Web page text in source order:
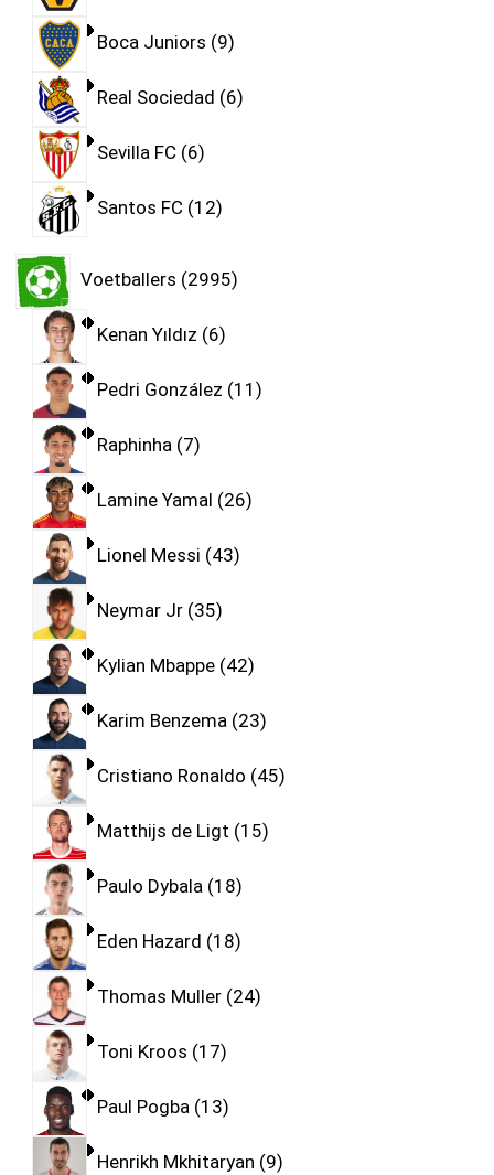
Boca Juniors 9
Real Sociedad 6
Sevilla FC 6
Santos FC 12
Voetballers 2995
Kenan Yıldız 6
Pedri González 11
Raphinha 7
Lamine Yamal 26
Lionel Messi 43
Neymar Jr 35
Kylian Mbappe 42
Karim Benzema 23
Cristiano Ronaldo 45
Matthijs de Ligt 15
Paulo Dybala 18
Eden Hazard 18
Thomas Muller 24
Toni Kroos 17
Paul Pogba 13
Henrikh Mkhitaryan 9